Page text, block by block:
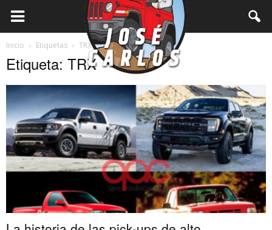
Inicio Etiquetas TRX
Etiqueta: TRX